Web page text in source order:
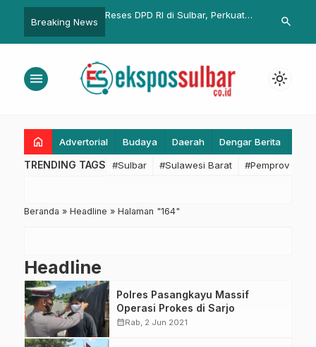
Breaking News
Jiwa, Dorong
dan Berkarakter
Kapolda Sulbar Dorong
Peningkatan Rumkit Bhayangkara
Abdul
Harga
search
menu light_mode
home Advertorial Budaya Daerah Dengar Berita
TRENDING TAGS #Sulbar #Sulawesi Barat #Pemprov
Beranda » Headline » Halaman "164"
Headline
Polres Pasangkayu Massif
Operasi Prokes di Sarjo
calendar_monthRab, 2 Jun 2021